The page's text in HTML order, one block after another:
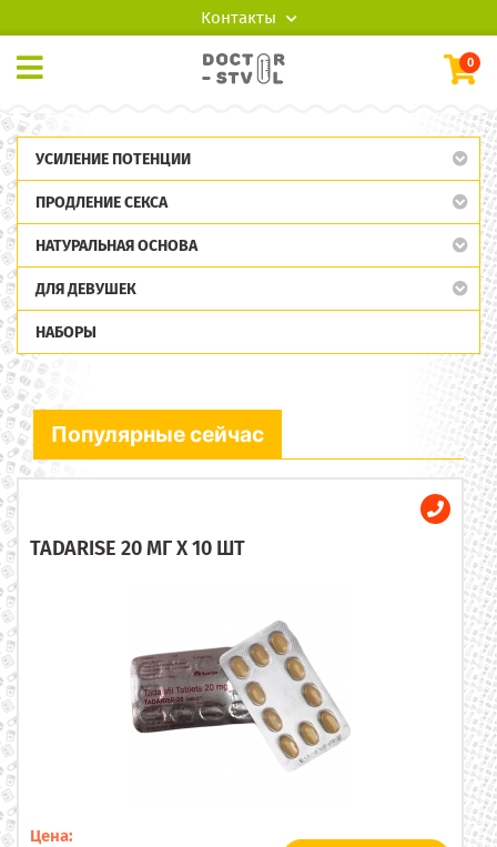
Контакты
0
УСИЛЕНИЕ ПОТЕНЦИИ
ПРОДЛЕНИЕ СЕКСА
НАТУРАЛЬНАЯ ОСНОВА
ДЛЯ ДЕВУШЕК
НАБОРЫ
Популярные сейчас
TADARISE 20 МГ X 10 ШТ
Цена: